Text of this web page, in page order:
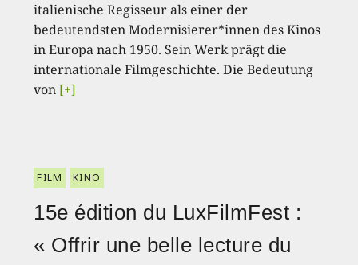
italienische Regisseur als einer der
bedeutendsten Modernisierer*innen des Kinos
in Europa nach 1950. Sein Werk prägt die
internationale Filmgeschichte. Die Bedeutung
von [+]
FILM KINO
15e édition du LuxFilmFest :
« Offrir une belle lecture du